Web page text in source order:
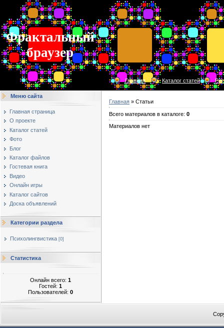
Фрактальный
браузер
Главная Каталог статей
Меню сайта
Главная страница
О проекте
Каталог статей
Фото
Блог
Каталог файлов
Гостевая книга
Видео
Онлайн игры
Каталог сайтов
Доска объявлений
Категории раздела
Психолингвистика [0]
Статистика
Онлайн всего: 1
Гостей: 1
Пользователей: 0
Главная » Статьи
Всего материалов в каталоге: 0
Материалов нет